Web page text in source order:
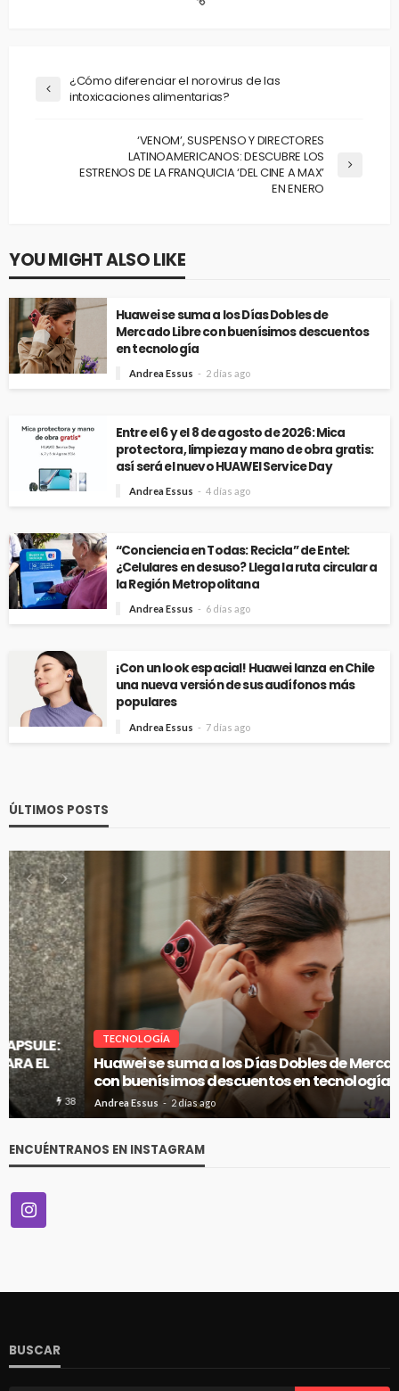
¿Cómo diferenciar el norovirus de las
intoxicaciones alimentarias?
‘VENOM’, SUSPENSO Y DIRECTORES
LATINOAMERICANOS: DESCUBRE LOS
ESTRENOS DE LA FRANQUICIA ‘DEL CINE A MAX’
EN ENERO
YOU MIGHT ALSO LIKE
Huawei se suma a los Días Dobles de
Mercado Libre con buenísimos descuentos
en tecnología
Andrea Essus 2 días ago
Entre el 6 y el 8 de agosto de 2026: Mica
protectora, limpieza y mano de obra gratis:
así será el nuevo HUAWEI Service Day
Andrea Essus 4 días ago
“Conciencia en Todas: Recicla” de Entel:
¿Celulares en desuso? Llega la ruta circular a
la Región Metropolitana
Andrea Essus 6 días ago
¡Con un look espacial! Huawei lanza en Chile
una nueva versión de sus audífonos más
populares
Andrea Essus 7 días ago
ÚLTIMOS POSTS
TECNOLOGÍA
Huawei se suma a los Días Dobles de Mercado Libre
con buenísimos descuentos en tecnología
Andrea Essus 2 días ago 79
ENCUÉNTRANOS EN INSTAGRAM
BUSCAR